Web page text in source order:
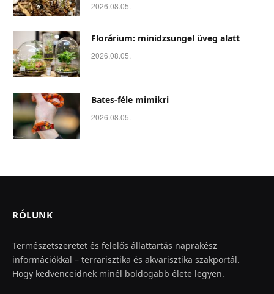
2026.08.05.
Florárium: minidzsungel üveg alatt
2026.08.05.
Bates-féle mimikri
2026.08.05.
RÓLUNK
Természetszeretet és felelős állattartás naprakész
információkkal – terrarisztika és akvarisztika szakportál.
Hogy kedvenceidnek minél boldogabb élete legyen.